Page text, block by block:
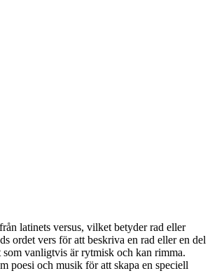
latinets versus, vilket betyder rad eller
ordet vers för att beskriva en rad eller en del
som vanligtvis är rytmisk och kan rimma.
poesi och musik för att skapa en speciell